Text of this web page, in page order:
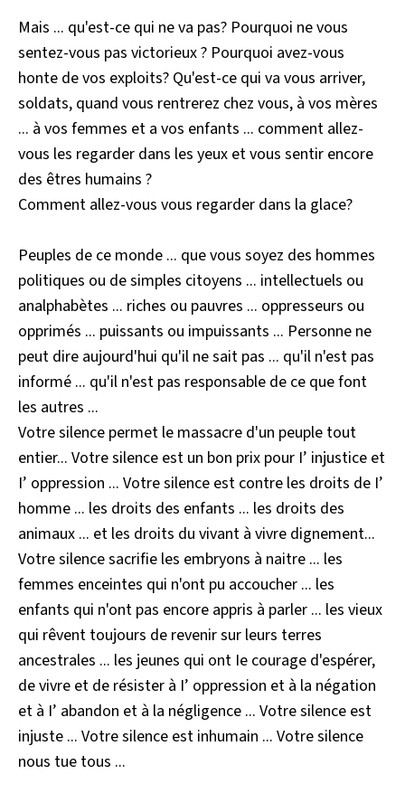
Mais ... qu'est-ce qui ne va pas? Pourquoi ne vous
sentez-vous pas victorieux ? Pourquoi avez-vous
honte de vos exploits? Qu'est-ce qui va vous arriver,
soldats, quand vous rentrerez chez vous, à vos mères
... à vos femmes et a vos enfants ... comment allez-
vous les regarder dans les yeux et vous sentir encore
des êtres humains ?
Comment allez-vous vous regarder dans la glace?
Peuples de ce monde ... que vous soyez des hommes
politiques ou de simples citoyens ... intellectuels ou
analphabètes ... riches ou pauvres ... oppresseurs ou
opprimés ... puissants ou impuissants ... Personne ne
peut dire aujourd'hui qu'il ne sait pas ... qu'il n'est pas
informé ... qu'il n'est pas responsable de ce que font
les autres ...
Votre silence permet le massacre d'un peuple tout
entier... Votre silence est un bon prix pour I’ injustice et
I’ oppression ... Votre silence est contre les droits de I’
homme ... les droits des enfants ... les droits des
animaux ... et les droits du vivant à vivre dignement...
Votre silence sacrifie les embryons à naitre ... les
femmes enceintes qui n'ont pu accoucher ... les
enfants qui n'ont pas encore appris à parler ... les vieux
qui rêvent toujours de revenir sur leurs terres
ancestrales ... les jeunes qui ont Ie courage d'espérer,
de vivre et de résister à I’ oppression et à la négation
et à I’ abandon et à la négligence ... Votre silence est
injuste ... Votre silence est inhumain ... Votre silence
nous tue tous ...